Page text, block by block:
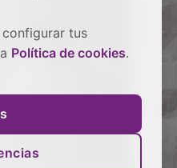
tus
Política de cookies.